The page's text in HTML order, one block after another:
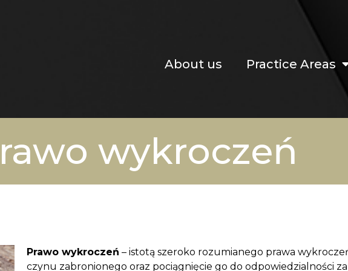
About us Practice Areas
wykroczeń
Prawo wykroczeń – istotą szeroko rozumianego prawa
czynu zabronionego oraz pociągnięcie go do odpowiedzialności